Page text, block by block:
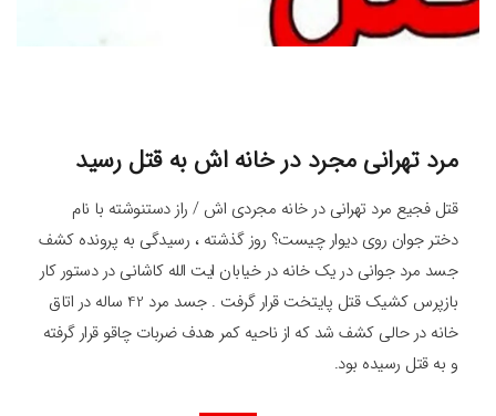
مرد تهرانی مجرد در خانه اش به قتل رسید
قتل فجیع مرد تهرانی در خانه مجردی اش / راز دستنوشته با نام
دختر جوان روی دیوار چیست؟ روز گذشته ، رسیدگی به پرونده کشف
جسد مرد جوانی در یک خانه در خیابان ایت الله کاشانی در دستور کار
بازپرس کشیک قتل پایتخت قرار گرفت . جسد مرد 42 ساله در اتاق
خانه در حالی کشف شد که از ناحیه کمر هدف ضربات چاقو قرار گرفته
و به قتل رسیده بود.